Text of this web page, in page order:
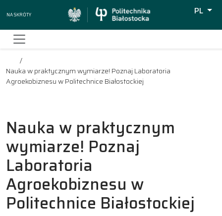
Na skróty
PL
Nauka w praktycznym wymiarze! Poznaj Laboratoria
Agroekobiznesu w Politechnice Białostockiej
Nauka w praktycznym
wymiarze! Poznaj
Laboratoria
Agroekobiznesu w
Politechnice Białostockiej